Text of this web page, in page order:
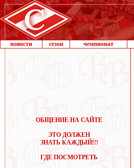
новости сезон чемпионат
ОБЩЕНИЕ НА САЙТЕ
ЭТО ДОЛЖЕН
ЗНАТЬ КАЖДЫЙ!!!
ГДЕ ПОСМОТРЕТЬ